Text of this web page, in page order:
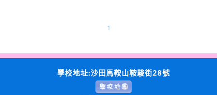
1
學校地址:沙田馬鞍山鞍駿街28號